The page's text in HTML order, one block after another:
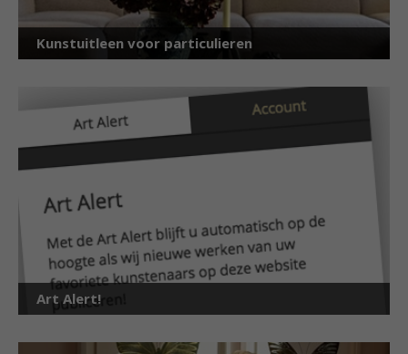
Kunstuitleen voor particulieren
Art Alert!